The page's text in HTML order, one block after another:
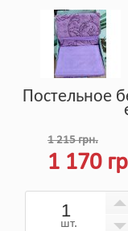
Постельное
1 215 грн.
1 170
шт.